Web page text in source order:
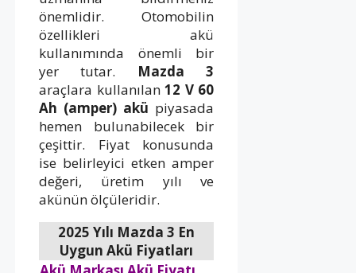
önemlidir. Otomobilin
özellikleri akü
kullanımında önemli bir
yer tutar. Mazda 3
araçlara kullanılan12 V 60
Ah (amper) akü piyasada
hemen bulunabilecek bir
çeşittir. Fiyat konusunda
ise belirleyici etken amper
değeri, üretim yılı ve
akünün ölçüleridir.
2025 Yılı Mazda 3 En
Uygun Akü Fiyatları